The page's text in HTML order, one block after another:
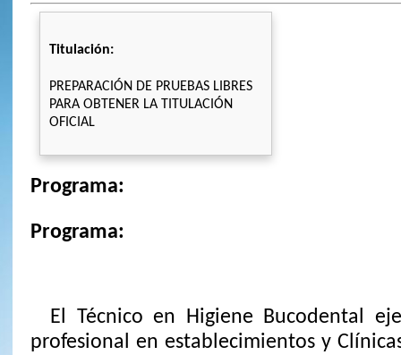
Titulación:
PREPARACIÓN DE PRUEBAS LIBRES
PARA OBTENER LA TITULACIÓN
OFICIAL
Programa:
Programa:
El Técnico en Higiene Bucodental
profesional en establecimientos y